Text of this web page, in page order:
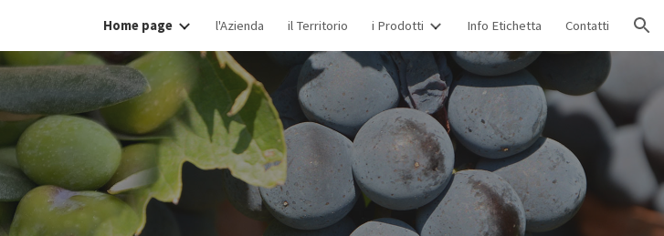
Skip to navigation
Home page l'Azienda il Territorio i Prodotti Info Etichetta Contatti